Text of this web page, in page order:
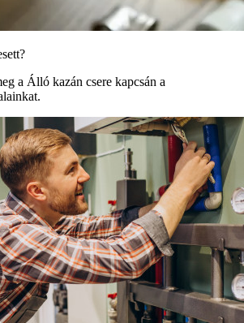
a Álló kazán csere kapcsán a